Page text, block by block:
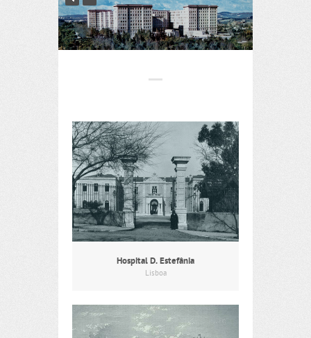
Hospital D. Estefânia
Lisboa